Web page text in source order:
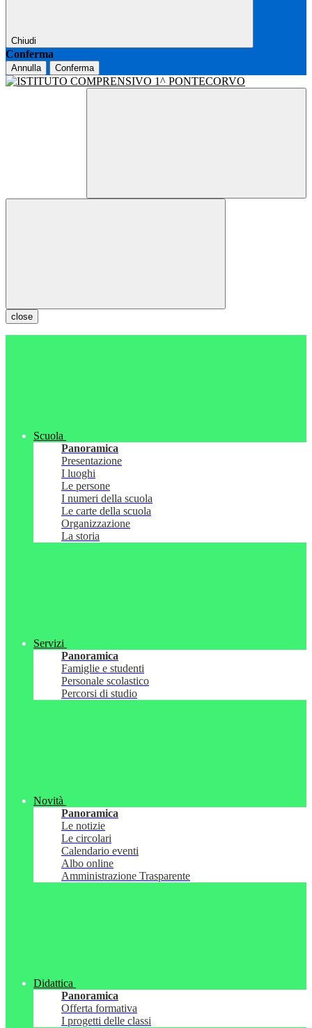
Chiudi
Conferma
Annulla Conferma
close
Scuola
Panoramica
Presentazione
I luoghi
Le persone
I numeri della scuola
Le carte della scuola
Organizzazione
La storia
Servizi
Panoramica
Famiglie e studenti
Personale scolastico
Percorsi di studio
Novità
Panoramica
Le notizie
Le circolari
Calendario eventi
Albo online
Amministrazione Trasparente
Didattica
Panoramica
Offerta formativa
I progetti delle classi